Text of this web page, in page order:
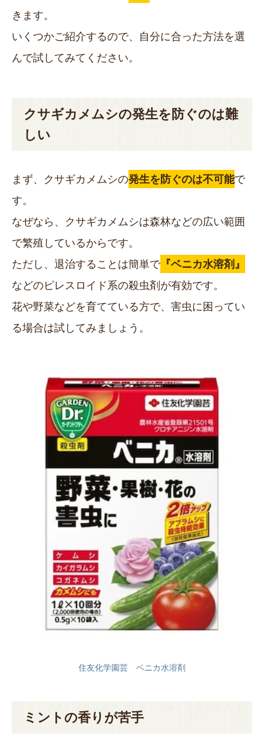
きます。
いくつかご紹介するので、自分に合った方法を選
んで試してみてください。
クサギカメムシの発生を防ぐのは難
しい
まず、クサギカメムシの発生を防ぐのは不可能で
す。
なぜなら、クサギカメムシは森林などの広い範囲
で繁殖しているからです。
ただし、退治することは簡単で 『ベニカ水溶剤』
などのピレスロイド系の殺虫剤が有効です。
花や野菜などを育てている方で、害虫に困ってい
る場合は試してみましょう。
住友化学園芸 ベニカ水溶剤
ミントの香りが苦手